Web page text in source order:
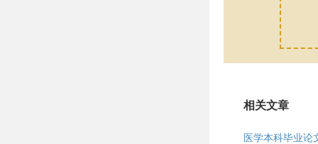
相关文章
医学本科毕业论